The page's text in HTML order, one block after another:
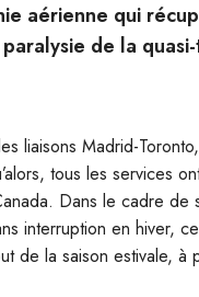
aérienne qui
de la
liaisons Madrid-
tous les services
Dans le cadre
interruption en hiver,
de la saison estivale, à